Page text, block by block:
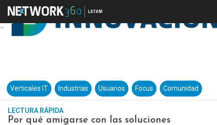
Verticales IT Industrias Usuarios Focus Comunidad
LECTURA RÁPIDA
Por qué amigarse con las soluciones